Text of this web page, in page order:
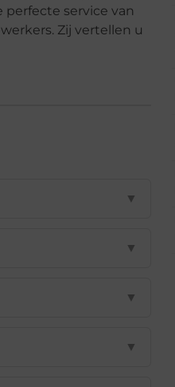
service van
Zij vertellen u
▼
▼
▼
▼